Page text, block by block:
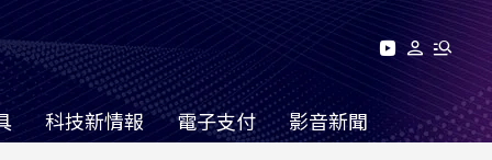
科技新情報 電子支付 影音新聞